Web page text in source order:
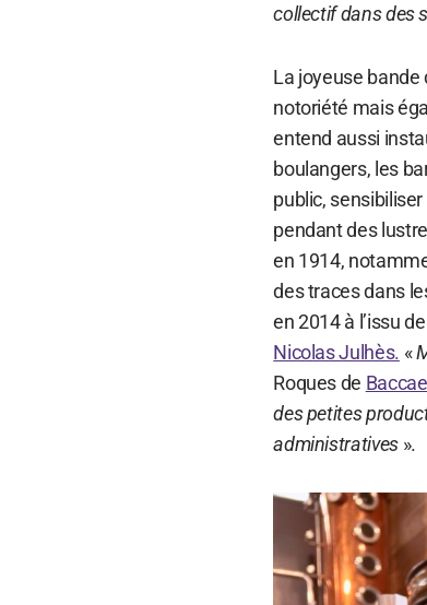
collectif dans des
La joyeuse
notoriété mais
entend aussi
boulangers, les
public,
pendant des
en 1914,
des traces dans
en 2014 à l’issu
Nicolas Julhès. «
Roques de
des petites
administratives».